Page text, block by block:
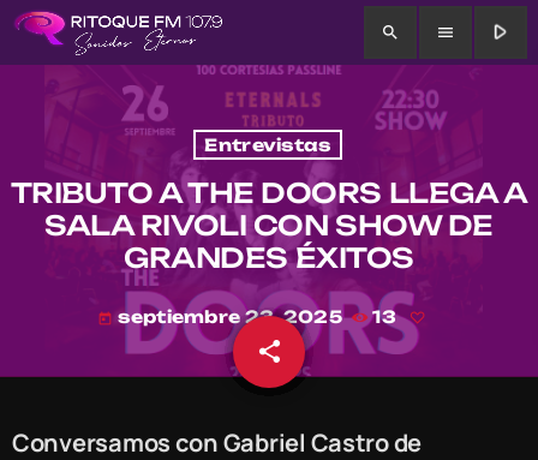
search menu play_arrow
Entrevistas
TRIBUTO A THE DOORS LLEGA A
SALA RIVOLI CON SHOW DE
GRANDES ÉXITOS
today septiembre 23, 2025 13
share
email
Conversamos con Gabriel Castro de